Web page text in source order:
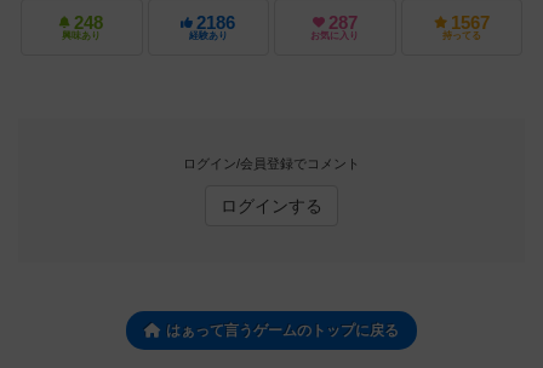
248
興味あり
2186
経験あり
287
お気に入り
1567
持ってる
ログイン/会員登録でコメント
ログインする
はぁって言うゲームのトップに戻る